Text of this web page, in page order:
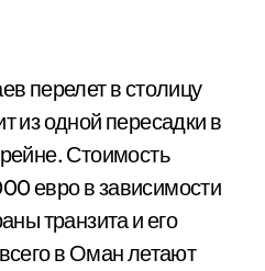
перелет в столицу
из одной пересадки в
Стоимость
евро в зависимости
транзита и его
в Оман летают